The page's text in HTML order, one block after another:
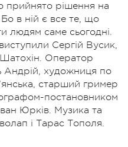
прийнято рішення на
Бо в ній є все те, що
людям саме сьогодні.
Сергій Вусик,
Оператор
Андрій, художниця по
старший гример
постановником
Юрків. Музика та
і Тарас Тополя.